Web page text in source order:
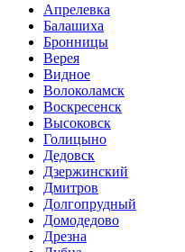
Апрелевка
Балашиха
Бронницы
Верея
Видное
Волоколамск
Воскресенск
Высоковск
Голицыно
Дедовск
Дзержинский
Дмитров
Долгопрудный
Домодедово
Дрезна